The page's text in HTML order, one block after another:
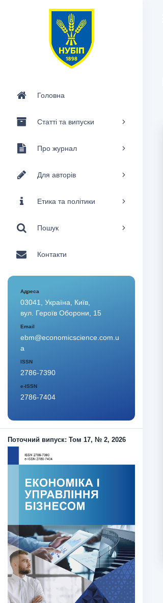
Головна
Статті та випуски
Про журнал
Для авторів
Етика та політики
Пошук
Контакти
Адреса
03041, Україна, Київ,
вул. Героїв Оборони, 15
Email
ebm@economicscience.com.u
a
ISSN
2786-7390
e-ISSN
2786-7404
Поточний випуск: Том 17, № 2, 2026